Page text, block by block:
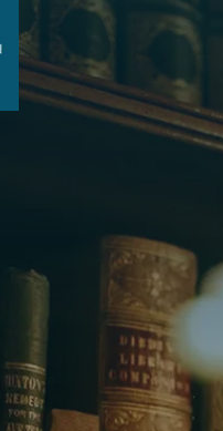
Admitere
Contact